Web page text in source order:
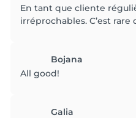
En tant que cliente
irréprochables. C’est
Bojana
All good!
Galia